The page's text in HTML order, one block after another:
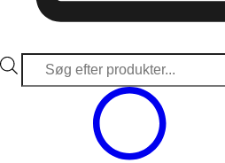
Products
search